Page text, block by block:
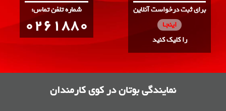
برای ثبت درخواست آنلاین
اینجـا
را کلیک کنید
:شماره تلفن تماس
0261880
نمایندگی بوتان در کوی کارمندان